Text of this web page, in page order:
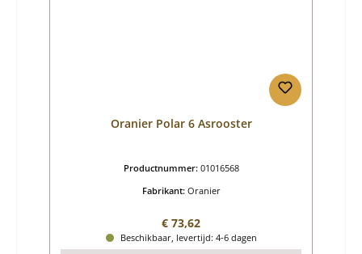
Oranier Polar 6 Asrooster
Productnummer: 01016568
Fabrikant: Oranier
Normale prijs:
€ 73,62
Beschikbaar, levertijd: 4-6 dagen